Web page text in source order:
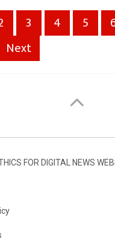
3 4 5
Next
FOR DIGITAL NEWS